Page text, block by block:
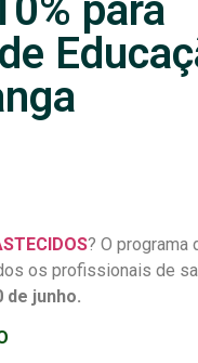
para
? O programa
os profissionais de
de junho.